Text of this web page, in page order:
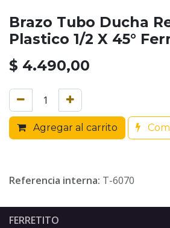
Brazo Tubo Ducha
Plastico 1/2 X 45°
$ 4.490,00
Agregar al carrito
Referencia interna: T-6070
FERRETITO